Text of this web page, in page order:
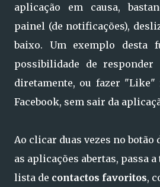
aplicação em causa,
painel (de notificações),
baixo. Um exemplo desta
possibilidade de responder
diretamente, ou fazer "Like"
Facebook, sem sair da
Ao clicar duas vezes no botão
as aplicações abertas, passa
lista de contactos favoritos,